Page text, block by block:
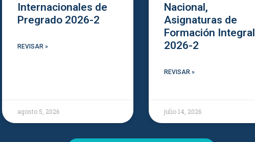
Internacionales de
Pregrado 2026-2
REVISAR »
agosto 5, 2026
Nacional,
Asignaturas de
Formación Integral
2026-2
REVISAR »
julio 14, 2026